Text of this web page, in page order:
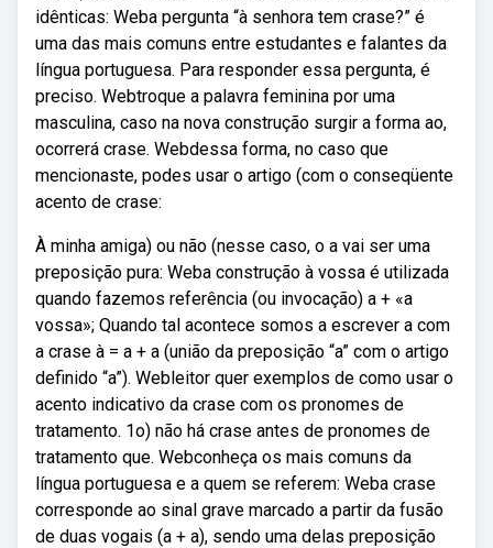
idênticas: Weba pergunta “à senhora tem crase?” é
uma das mais comuns entre estudantes e falantes da
língua portuguesa. Para responder essa pergunta, é
preciso. Webtroque a palavra feminina por uma
masculina, caso na nova construção surgir a forma ao,
ocorrerá crase. Webdessa forma, no caso que
mencionaste, podes usar o artigo (com o conseqüente
acento de crase:
À minha amiga) ou não (nesse caso, o a vai ser uma
preposição pura: Weba construção à vossa é utilizada
quando fazemos referência (ou invocação) a + «a
vossa»; Quando tal acontece somos a escrever a com
a crase à = a + a (união da preposição “a” com o artigo
definido “a”). Webleitor quer exemplos de como usar o
acento indicativo da crase com os pronomes de
tratamento. 1o) não há crase antes de pronomes de
tratamento que. Webconheça os mais comuns da
língua portuguesa e a quem se referem: Weba crase
corresponde ao sinal grave marcado a partir da fusão
de duas vogais (a + a), sendo uma delas preposição